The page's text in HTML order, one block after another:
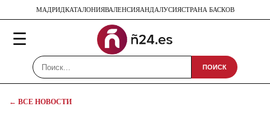
МАДРИДКАТАЛОНИЯВАЛЕНСИЯАНДАЛУСИЯСТРАНА БАСКОВ
☰
ПОИСК
← ВСЕ НОВОСТИ